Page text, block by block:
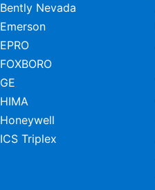
Bently Nevada
Emerson
EPRO
FOXBORO
GE
HIMA
Honeywell
ICS Triplex